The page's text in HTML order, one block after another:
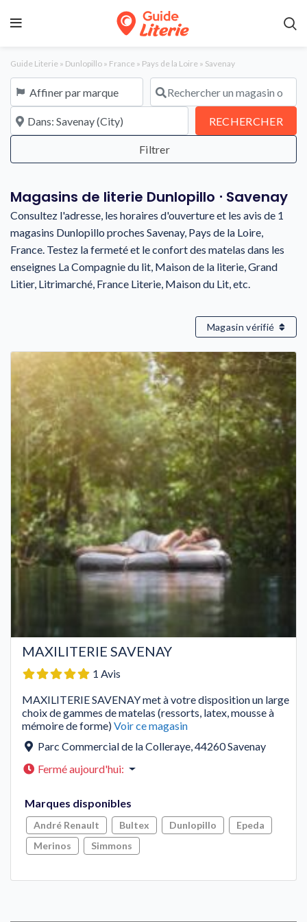
Guide Literie » Dunlopillo » France » Pays de la Loire » Savenay
Affiner par marque Rechercher un magasin ou une
À proximité de RECHERCHER
Magasins de literie Dunlopillo ⋅ Savenay
Consultez l'adresse, les horaires d'ouverture et les avis de 1
magasins Dunlopillo proches Savenay, Pays de la Loire,
France. Testez la fermeté et le confort des matelas dans les
enseignes La Compagnie du lit, Maison de la literie, Grand
Litier, Litrimarché, France Literie, Maison du Lit, etc.
Magasin vérifié
MAXILITERIE SAVENAY
1 Avis
MAXILITERIE SAVENAY met à votre disposition un large
choix de gammes de matelas (ressorts, latex, mousse à
mémoire de forme)Voir ce magasin
Parc Commercial de la Colleraye,44260Savenay
Fermé aujourd'hui:
Marques disponibles
André Renault Bultex Dunlopillo
Epeda
Merinos
Simmons